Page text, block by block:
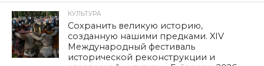
КУЛЬТУРА
Сохранить великую историю,
созданную нашими предками. XIV
Международный фестиваль
исторической реконструкции и